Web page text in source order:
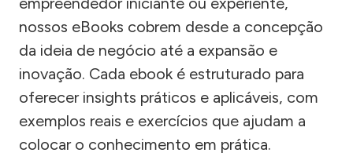
nossos eBooks cobrem desde a concepção
da ideia de negócio até a expansão e
inovação. Cada ebook é estruturado para
oferecer insights práticos e aplicáveis, com
exemplos reais e exercícios que ajudam a
colocar o conhecimento em prática.